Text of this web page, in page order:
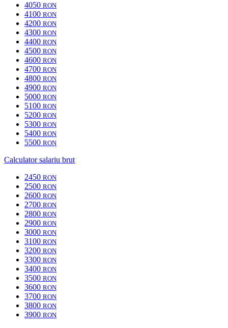
4050 RON
4100 RON
4200 RON
4300 RON
4400 RON
4500 RON
4600 RON
4700 RON
4800 RON
4900 RON
5000 RON
5100 RON
5200 RON
5300 RON
5400 RON
5500 RON
Calculator salariu brut
2450 RON
2500 RON
2600 RON
2700 RON
2800 RON
2900 RON
3000 RON
3100 RON
3200 RON
3300 RON
3400 RON
3500 RON
3600 RON
3700 RON
3800 RON
3900 RON